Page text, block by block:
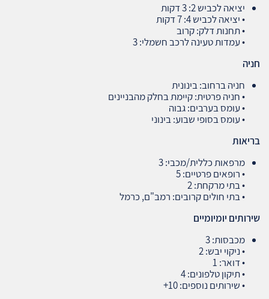
יציאה לכביש 2: 3 דקות
• יציאה לכביש 4: 7 דקות
• תחנות דלק: קרוב
• עמדות טעינה לרכב חשמלי: 3
חניה
חניה ברחוב: בינונית
• חניה פרטית: קיימת בחלק מהבניינים
• עומס בערבים: גבוה
• עומס בסופי שבוע: בינוני
בריאות
מרפאות כללית/מכבי: 3
• רופאים פרטיים: 5
• בתי מרקחת: 2
• בתי חולים קרובים: רמב"ם, כרמל
שירותים יומיומיים
מכבסות: 3
• ניקוי יבש: 2
• דואר: 1
• תיקון טלפונים: 4
• שירותים נוספים: 10+